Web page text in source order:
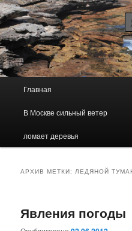
Погода В
Погодно — географический,
Перейти к основному
Перейти к
Главная
В Москве сильный ветер
ломает деревья
АРХИВ МЕТКИ:ЛЕДЯНОЙ
Явления погоды